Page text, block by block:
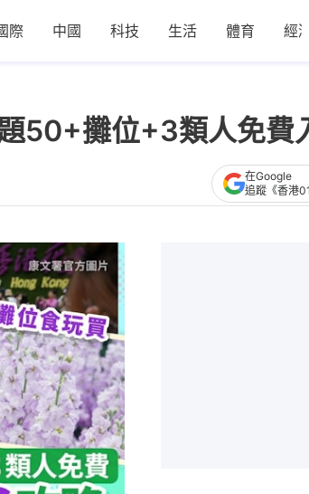
際 中國 科技 生活 體育 經濟
50+攤位+3類人免費
在Google
追蹤《香港